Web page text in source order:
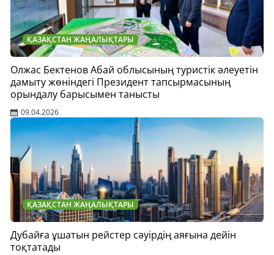
ҚАЗАҚСТАН ЖАҢАЛЫҚТАРЫ
Олжас Бектенов Абай облысының туристік әлеуетін
дамыту жөніндегі Президент тапсырмасының
орындалу барысымен танысты
09.04.2026
ҚАЗАҚСТАН ЖАҢАЛЫҚТАРЫ
Дубайға ұшатын рейстер сәуірдің аяғына дейін
тоқтатады